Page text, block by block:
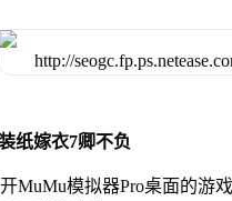
纸嫁衣7卿不负
MuMu模拟器Pro桌面的游